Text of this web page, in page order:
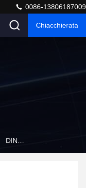
0086-13806187009
Chiacchierata
DIN